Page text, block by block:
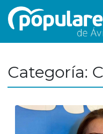
Categoría: